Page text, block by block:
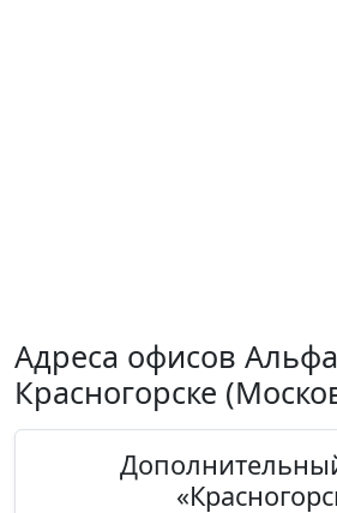
Адреса офисов
Красногорске